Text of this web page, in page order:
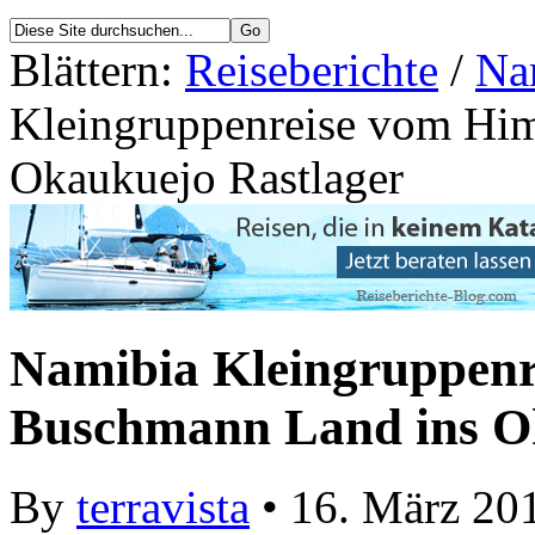
Blättern: Reiseberichte /
Kleingruppenreise vom
Okaukuejo Rastlager
Namibia
Buschmann Land ins
By terravista • 16. März